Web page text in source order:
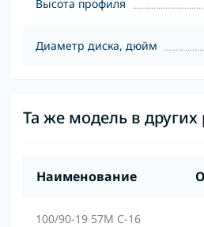
Высота профиля
Диаметр диска, дюйм
Та же модель в других
Наименование
100/90-19 57M C-16